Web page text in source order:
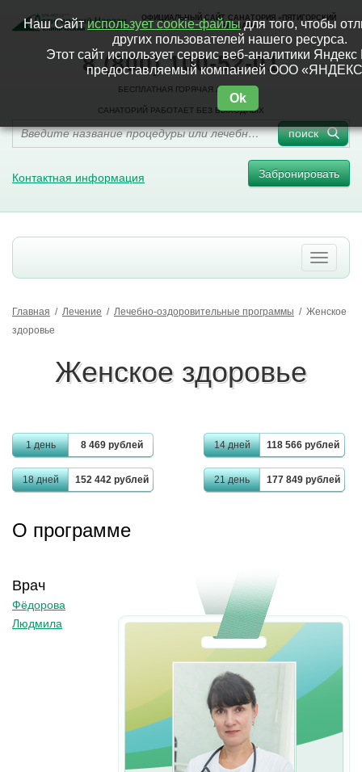
ОФИЦИАЛЬНЫЙ САЙТ САНАТОРИЯ «ПЯТИГОРСКИЙ
НАРЗАН»
8 (800) 100-52-01
БЕСПЛАТНАЯ ГОРЯЧАЯ ЛИНИЯ
САНАТОРИЙ РАБОТАЕТ БЕЗ ВЫХОДНЫХ
поиск
Контактная информация Забронировать
Главная / Лечение / Лечебно-оздоровительные программы / Женское
здоровье
Женское здоровье
1 день 8 469 рублей 14 дней 118 566 рублей
18 дней 152 442 рублей 21 день 177 849 рублей
О программе
Врач
Фёдорова
Людмила
Наш Сайтиспользует cookie-файлыдля того, чтобы
других пользователей нашего ресурса.
Этот сайт использует сервис веб-аналитики Яндекс
предоставляемый компанией ООО
Ok